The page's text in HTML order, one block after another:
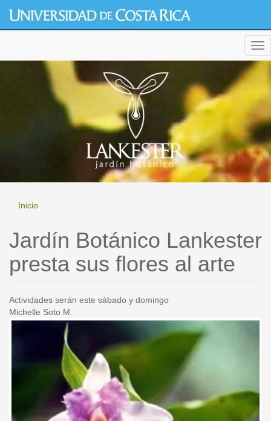
contenido
Inicio
Jardín Botánico Lankester
presta sus flores al arte
Actividades serán este sábado y domingo
Michelle Soto M.
jardin-
lankester-
paraiso-
cartago-